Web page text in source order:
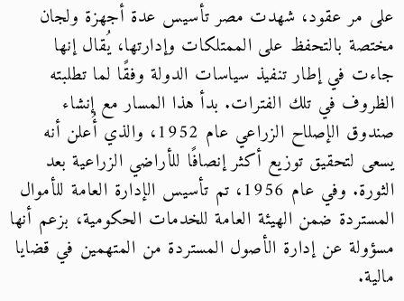
على مر عقود، شهدت مصر تأسيس عدة أجهزة ولجان
مختصة بالتحفظ على الممتلكات وإدارتها، يُقال إنها
جاءت في إطار تنفيذ سياسات الدولة وفقًا لما تطلبته
الظروف في تلك الفترات. بدأ هذا المسار مع إنشاء
صندوق الإصلاح الزراعي عام 1952، والذي أُعلن أنه
يسعى لتحقيق توزيع أكثر إنصافًا للأراضي الزراعية بعد
الثورة. وفي عام 1956، تم تأسيس الإدارة العامة للأموال
المستردة ضمن الهيئة العامة للخدمات الحكومية، بزعم أنها
مسؤولة عن إدارة الأصول المستردة من المتهمين في قضايا
مالية.